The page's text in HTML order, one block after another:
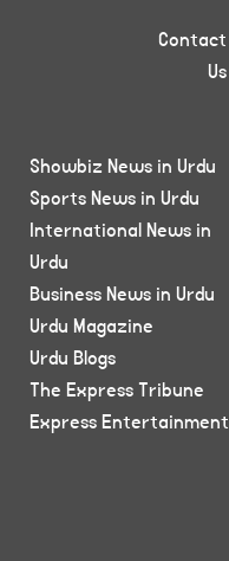
Contact
Us
Showbiz News in Urdu
Sports News in Urdu
International News in
Urdu
Business News in Urdu
Urdu Magazine
Urdu Blogs
The Express Tribune
Express Entertainment